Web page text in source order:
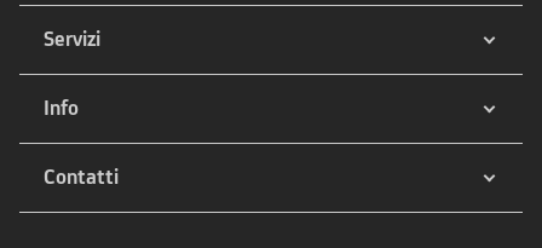
Servizi
Info
Contatti